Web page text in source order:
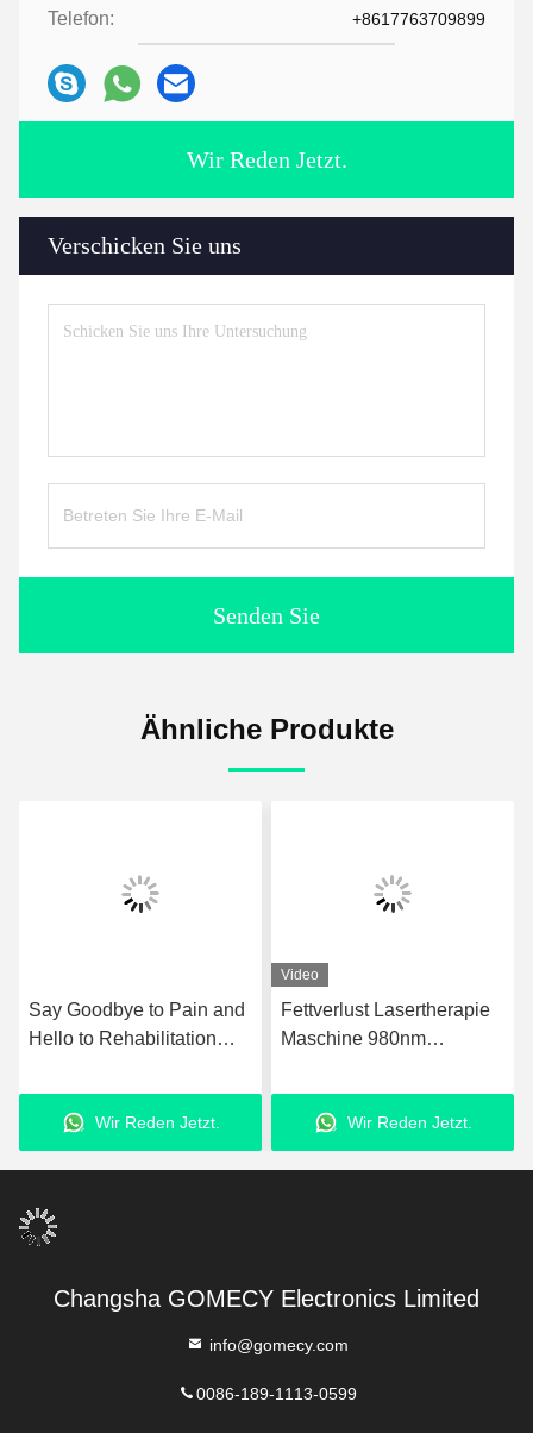
Telefon: +8617763709899
Wir Reden Jetzt.
Verschicken Sie uns
Senden Sie
Ähnliche Produkte
Say Goodbye to Pain and
Hello to Rehabilitation
Ultrasound Pain Relief
Technology Therapy
Device
Wir Reden Jetzt.
Video
Fettverlust Lasertherapie
Maschine 980nm
Fettabsaugungsanlage
Wir Reden Jetzt.
Changsha GOMECY Electronics Limited
info@gomecy.com
0086-189-1113-0599